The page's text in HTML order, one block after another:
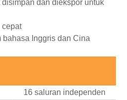
dan diekspor untuk
cepat
bahasa Inggris dan Cina
16 saluran independen